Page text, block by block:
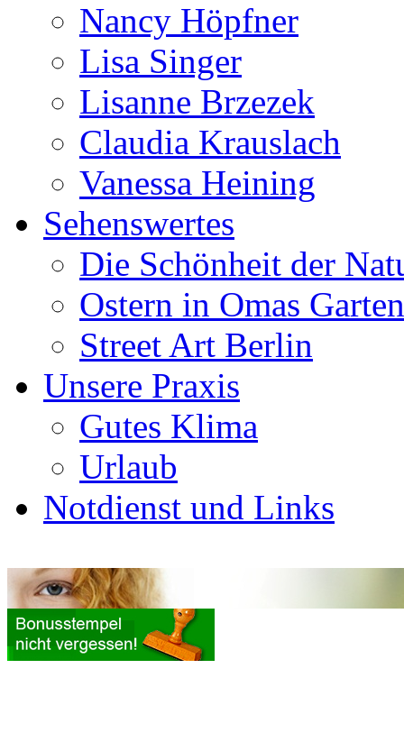
Nancy Höpfner
Lisa Singer
Lisanne Brzezek
Claudia Krauslach
Vanessa Heining
Sehenswertes
Die Schönheit der
Ostern in Omas Garten
Street Art Berlin
Unsere Praxis
Gutes Klima
Urlaub
Notdienst und Links